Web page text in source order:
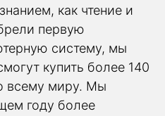
как чтение и
первую
систему, мы
купить более 140
всему миру. Мы
году более